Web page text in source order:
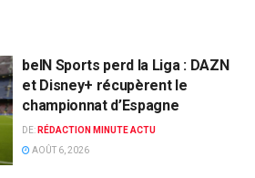
beIN Sports perd la Liga : DAZN
et Disney+ récupèrent le
championnat d’Espagne
DE: RÉDACTION MINUTE ACTU
AOÛT 6, 2026